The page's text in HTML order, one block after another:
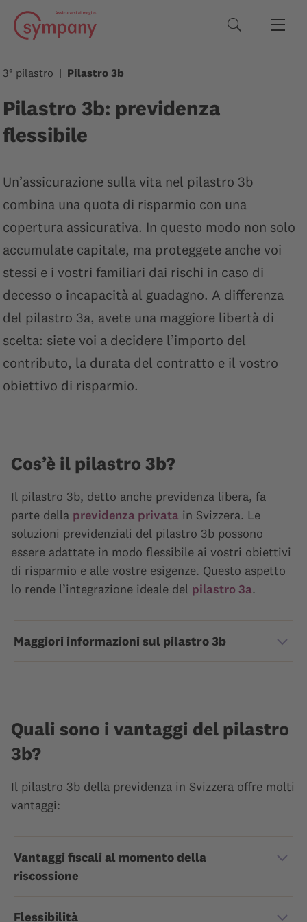
Termini di
3° pilastro Pilastro 3b
Pilastro 3b: previdenza
flessibile
Un’assicurazione sulla vita nel pilastro 3b
combina una quota di risparmio con una
copertura assicurativa. In questo modo non solo
accumulate capitale, ma proteggete anche voi
stessi e i vostri familiari dai rischi in caso di
decesso o incapacità al guadagno. A differenza
del pilastro 3a, avete una maggiore libertà di
scelta: siete voi a decidere l’importo del
contributo, la durata del contratto e il vostro
obiettivo di risparmio.
Cos’è il pilastro 3b?
Il pilastro 3b, detto anche previdenza libera, fa
parte della previdenza privata in Svizzera. Le
soluzioni previdenziali del pilastro 3b possono
essere adattate in modo flessibile ai vostri obiettivi
di risparmio e alle vostre esigenze. Questo aspetto
lo rende l’integrazione ideale del pilastro 3a.
Maggiori informazioni sul pilastro 3b
Quali sono i vantaggi del pilastro
3b?
Il pilastro 3b della previdenza in Svizzera offre molti
vantaggi:
Vantaggi fiscali al momento della
riscossione
Flessibilità